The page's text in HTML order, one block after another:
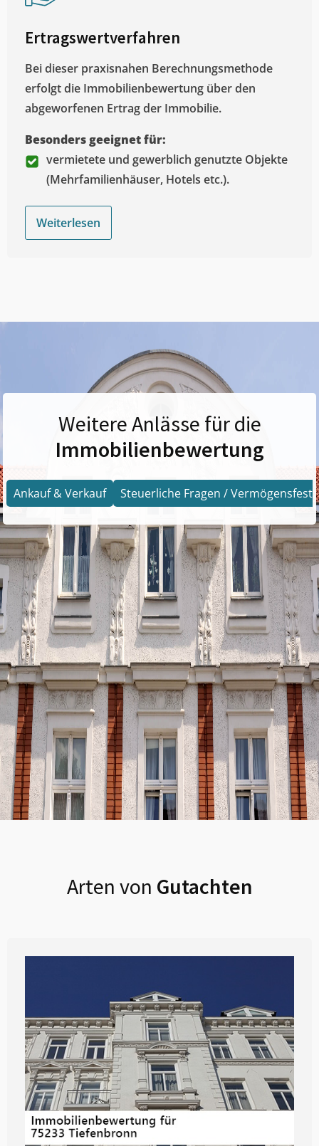
Ertragswertverfahren
Bei dieser praxisnahen Berechnungsmethode
erfolgt die Immobilienbewertung über den
abgeworfenen Ertrag der Immobilie.
Besonders geeignet für:
vermietete und gewerblich genutzte Objekte
(Mehrfamilienhäuser, Hotels etc.).
Weiterlesen
Weitere Anlässe für die
Immobilienbewertung
Ankauf & Verkauf Steuerliche Fragen /
Arten von Gutachten